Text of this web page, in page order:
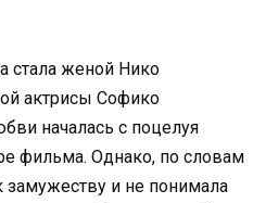
стала женой Нико
актрисы Софико
началась с поцелуя
фильма. Однако, по словам
замужеству и не понимала